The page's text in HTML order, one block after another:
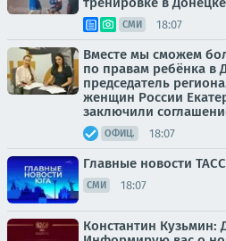
СМИ 18:07
Вместе мы сможем
по правам ребёнка в
председатель
женщин России
заключили
ОФИЦ. 18:07
Главные новости
СМИ 18:07
Константин Кузьмин: